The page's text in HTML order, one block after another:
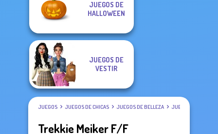
JUEGOS DE
HALLOWEEN
JUEGOS DE
VESTIR
JUEGOS JUEGOS DE CHICAS JUEGOS DE BELLEZA JUEGOS DE VESTIR
Trekkie Meiker F/F